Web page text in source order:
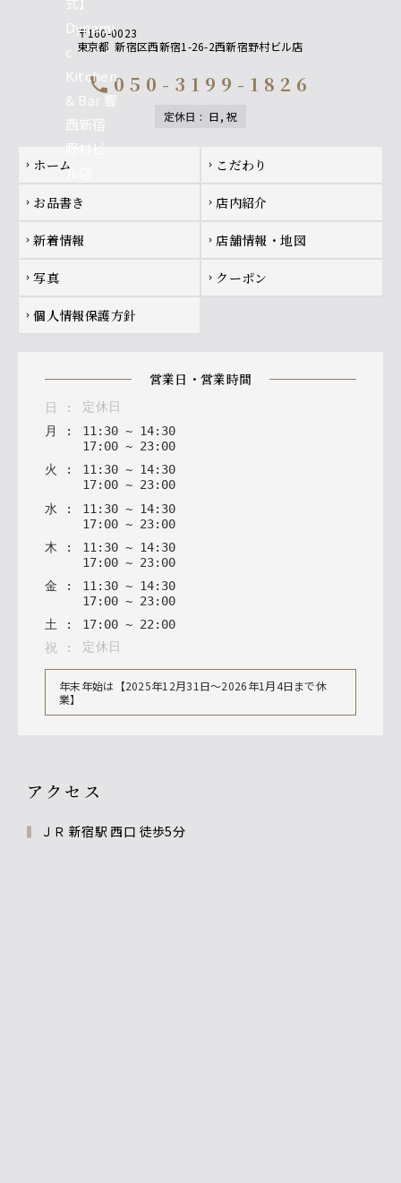
〒160-0023
東京都 新宿区西新宿1-26-2西新宿野村ビル店
call 050-3199-1826
定休日 : 日, 祝
Footer navigation
chevron_right ホーム chevron_right こだわり
chevron_right お品書き chevron_right 店内紹介
chevron_right 新着情報 chevron_right 店舗情報・地図
chevron_right 写真 chevron_right クーポン
chevron_right 個人情報保護方針
営業日・営業時間
日 :
定休日
月
: 11: 30 ~ 14: 30
17: 00 ~ 23: 00
火
: 11: 30 ~ 14: 30
17: 00 ~ 23: 00
水 : 11 : 30 ~ 14: 30
17: 00 ~ 23: 00
木 : 11 : 30 ~ 14: 30
17: 00 ~ 23: 00
金 : 11 : 30 ~ 14: 30
17: 00 ~ 23: 00
土 : 17: 00 ~ 22 : 00
祝 : 定休日
年末年始は【2025年12月31日〜2026年1月4日まで休
業】
アクセス
ＪＲ 新宿駅 西口 徒歩5分